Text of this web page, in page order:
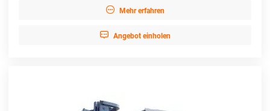
 Mehr erfahren
 Angebot einholen